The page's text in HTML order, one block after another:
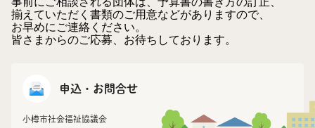
揃えていただく書類のご用意などがありますので、
お早めにご連絡ください。
皆さまからのご応募、お待ちしております。
申込・お問合せ
小樽市社会福祉協議会